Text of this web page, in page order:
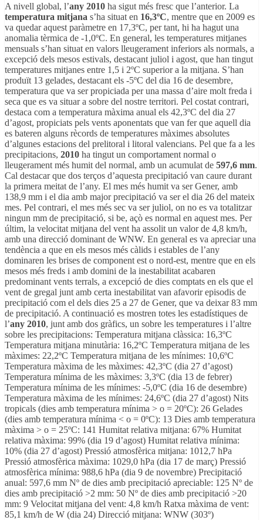
A nivell global, l’any 2010 ha sigut més fresc que l’anterior. La
temperatura mitjana s’ha situat en 16,3ºC, mentre que en 2009 es
va quedar aquest paràmetre en 17,3ºC, per tant, hi ha hagut una
anomalia tèrmica de -1,0ºC. En general, les temperatures mitjanes
mensuals s’han situat en valors lleugerament inferiors als normals, a
excepció dels mesos estivals, destacant juliol i agost, que han tingut
temperatures mitjanes entre 1,5 i 2ºC superior a la mitjana. S’han
produït 13 gelades, destacant els -5ºC del dia 16 de desembre,
temperatura que va ser propiciada per una massa d’aire molt freda i
seca que es va situar a sobre del nostre territori. Pel costat contrari,
destaca com a temperatura màxima anual els 42,3ºC del dia 27
d’agost, propiciats pels vents aponentats que van fer que aquell dia
es bateren alguns rècords de temperatures màximes absolutes
d’algunes estacions del prelitoral i litoral valencians. Pel que fa a les
precipitacions, 2010 ha tingut un comportament normal o
lleugerament més humit del normal, amb un acumulat de 597,6 mm.
Cal destacar que dos terços d’aquesta precipitació van caure durant
la primera meitat de l’any. El mes més humit va ser Gener, amb
138,9 mm i el dia amb major precipitació va ser el dia 26 del mateix
mes. Pel contrari, el mes més sec va ser juliol, on no es va totalitzar
ningun mm de precipitació, si be, açò es normal en aquest mes. Per
últim, la velocitat mitjana del vent ha assolit un valor de 4,8 km/h,
amb una direcció dominant de WNW. En general es va apreciar una
tendència a que en els mesos més càlids i estables de l’any
dominaren les brises de component est o nord-est, mentre que en els
mesos més freds i amb domini de la inestabilitat acabaren
predominant vents terrals, a excepció de dies comptats en els que el
vent de gregal junt amb certa inestabilitat van afavorir episodis de
precipitació com el dels dies 25 a 27 de Gener, que va deixar 83 mm
de precipitació. A continuació es mostren totes les estadístiques de
l’any 2010, junt amb dos gràfics, un sobre les temperatures i l’altre
sobre les precipitacions: Temperatura mitjana clàssica: 16,3ºC
Temperatura mitjana minutària: 16,2ºC Temperatura mitjana de les
màximes: 22,2ºC Temperatura mitjana de les mínimes: 10,6ºC
Temperatura màxima de les màximes: 42,3ºC (dia 27 d’agost)
Temperatura mínima de les màximes: 3,3ºC (dia 13 de febrer)
Temperatura mínima de les mínimes: -5,0ºC (dia 16 de desembre)
Temperatura màxima de les mínimes: 24,6ºC (dia 27 d’agost) Nits
tropicals (dies amb temperatura mínima > o = 20ºC): 26 Gelades
(dies amb temperatura mínima < o = 0ºC): 13 Dies amb temperatura
màxima > o = 25ºC: 141 Humitat relativa mitjana: 67% Humitat
relativa màxima: 99% (dia 19 d’agost) Humitat relativa mínima:
10% (dia 27 d’agost) Pressió atmosfèrica mitjana: 1012,7 hPa
Pressió atmosfèrica màxima: 1029,0 hPa (dia 17 de març) Pressió
atmosfèrica mínima: 988,6 hPa (dia 9 de novembre) Precipitació
anual: 597,6 mm Nº de dies amb precipitació apreciable: 125 Nº de
dies amb precipitació >2 mm: 50 Nº de dies amb precipitació >20
mm: 9 Velocitat mitjana del vent: 4,8 km/h Ratxa màxima de vent:
85,1 km/h de W (dia 24) Direcció mitjana: WNW (303º)